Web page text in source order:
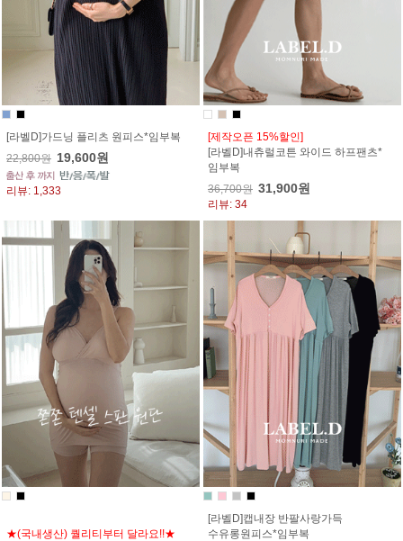
[라벨D]가드닝 플리츠 원피스*임부복
22,800원 19,600원
리뷰: 1,333
[제작오픈 15%할인]
[라벨D]내츄럴코튼 와이드 하프팬츠*
임부복
36,700원 31,900원
리뷰: 34
★(국내생산) 퀄리티부터 달라요!!★
[라벨D]캡내장 반팔사랑가득
수유롱원피스*임부복